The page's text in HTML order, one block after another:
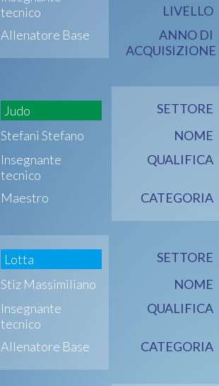
tecnico
Allenatore Base
LIVELLO
ANNO DI
ACQUISIZIONE
Judo
Stefani Stefano
Insegnante
tecnico
Maestro
SETTORE
NOME
QUALIFICA
CATEGORIA
Lotta
Stiz Massimiliano
Insegnante
tecnico
Allenatore Base
SETTORE
NOME
QUALIFICA
CATEGORIA